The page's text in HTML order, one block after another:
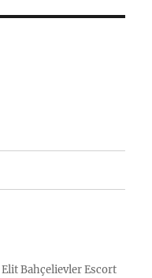
Bahçelievler Escort